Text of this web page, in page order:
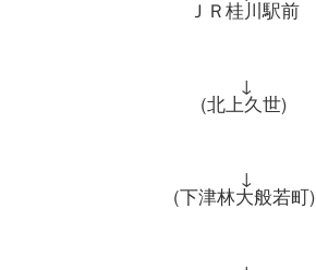
ＪＲ桂川駅前
↓
(北上久世)
↓
(下津林大般若町)